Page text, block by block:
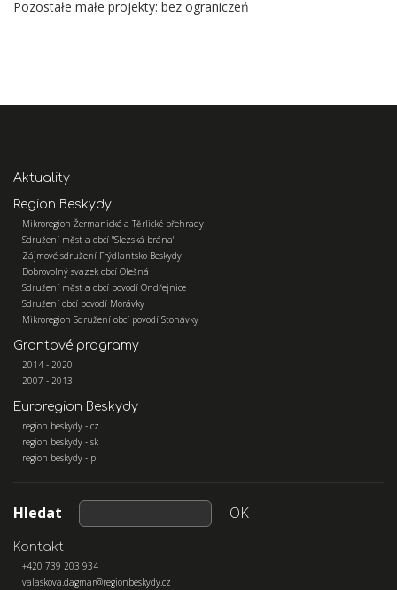
Pozostałe małe projekty: bez ograniczeń
Aktuality
Region Beskydy
Mikroregion Žermanické a Těrlické přehrady
Sdružení měst a obcí "Slezská brána"
Zájmové sdružení Frýdlantsko-Beskydy
Dobrovolný svazek obcí Olešná
Sdružení měst a obcí povodí Ondřejnice
Sdružení obcí povodí Morávky
Mikroregion Sdružení obcí povodí Stonávky
Grantové programy
2014 - 2020
2007 - 2013
Euroregion Beskydy
region beskydy - cz
region beskydy - sk
region beskydy - pl
Hledat OK
Kontakt
+420 739 203 934
valaskova.dagmar@regionbeskydy.cz